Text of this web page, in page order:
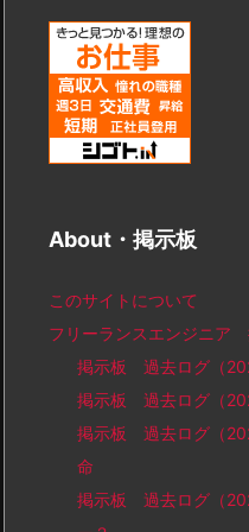
About・掲示板
このサイトについて
フリーランスエンジニア
掲示板 過去ログ（
掲示板 過去ログ（
掲示板 過去ログ（
命
掲示板 過去ログ（